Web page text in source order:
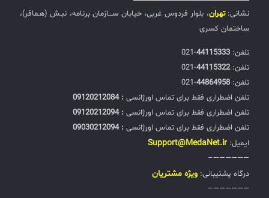
نشانی:تهران، بلوار فردوس غربی، خیابان ســـازمان برنامه، نبـش (هـمافر)،
ساختمان کسری
تلفن:‌ 44115333
-021
تلفن:‌44115322
-021
تلفن:‌ 44864958
-021
تلفن اضطراری فقط برای تماس اورژانسی : 09120212084
تلفن اضطراری فقط برای تماس اورژانسی : 09120212094
تلفن اضطراری فقط برای تماس اورژانسی : 09030212094
ایمیل: Support@MedaNet.ir
——————–
درگاه پشتیبانی: ويژه مشتریان
——————–